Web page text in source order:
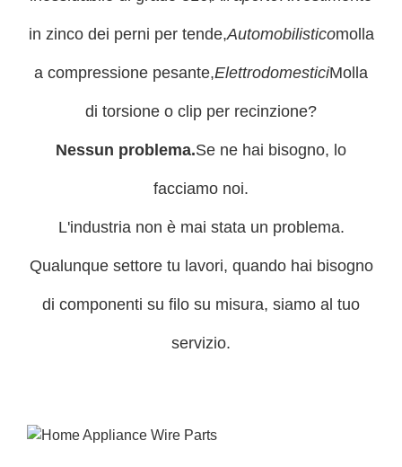
in zinco dei perni per tende,Automobilisticomolla
a compressione pesante,ElettrodomesticiMolla
di torsione o clip per recinzione?
Nessun problema.Se ne hai bisogno, lo
facciamo noi.
L'industria non è mai stata un problema.
Qualunque settore tu lavori, quando hai bisogno
di componenti su filo su misura, siamo al tuo
servizio.